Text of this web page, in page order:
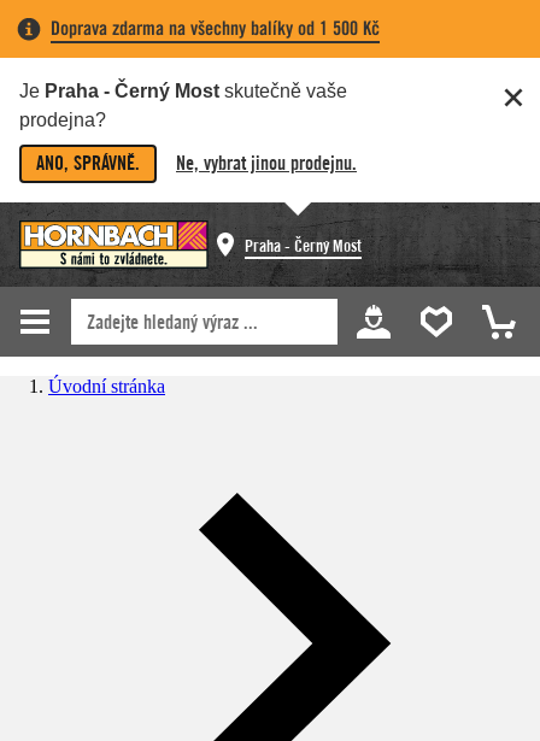
Doprava zdarma na všechny balíky od 1 500 Kč
Je Praha - Černý Most skutečně vaše
prodejna?
ANO, SPRÁVNĚ. Ne, vybrat jinou prodejnu.
Praha - Černý Most
Úvodní stránka